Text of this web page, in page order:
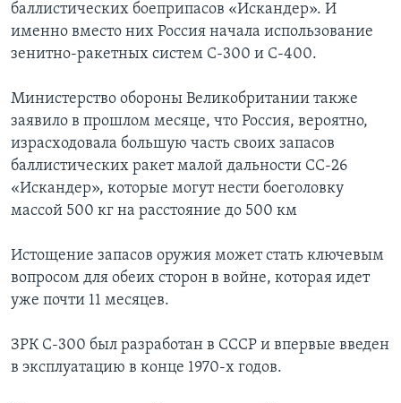
баллистических боеприпасов «Искандер». И
именно вместо них Россия начала использование
зенитно-ракетных систем С-300 и С-400.
Министерство обороны Великобритании также
заявило в прошлом месяце, что Россия, вероятно,
израсходовала большую часть своих запасов
баллистических ракет малой дальности СС-26
«Искандер», которые могут нести боеголовку
массой 500 кг на расстояние до 500 км
Истощение запасов оружия может стать ключевым
вопросом для обеих сторон в войне, которая идет
уже почти 11 месяцев.
ЗРК С-300 был разработан в СССР и впервые введен
в эксплуатацию в конце 1970-х годов.